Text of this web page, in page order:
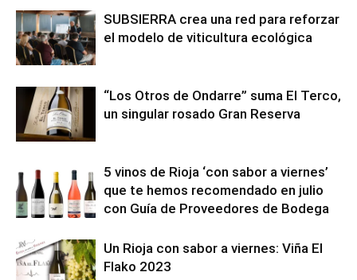
SUBSIERRA crea una red para reforzar
el modelo de viticultura ecológica
“Los Otros de Ondarre” suma El Terco,
un singular rosado Gran Reserva
5 vinos de Rioja ‘con sabor a viernes’
que te hemos recomendado en julio
con Guía de Proveedores de Bodega
Un Rioja con sabor a viernes: Viña El
Flako 2023